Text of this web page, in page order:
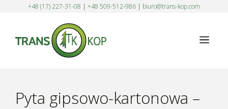
+48 (17) 227-31-08 | +48 509-512-986 | biuro@trans-kop.com
Pyta gipsowo-kartonowa –